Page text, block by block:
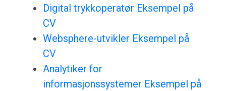
Digital trykkoperatør Eksempel på
CV
Websphere-utvikler Eksempel på
CV
Analytiker for
informasjonssystemer Eksempel på